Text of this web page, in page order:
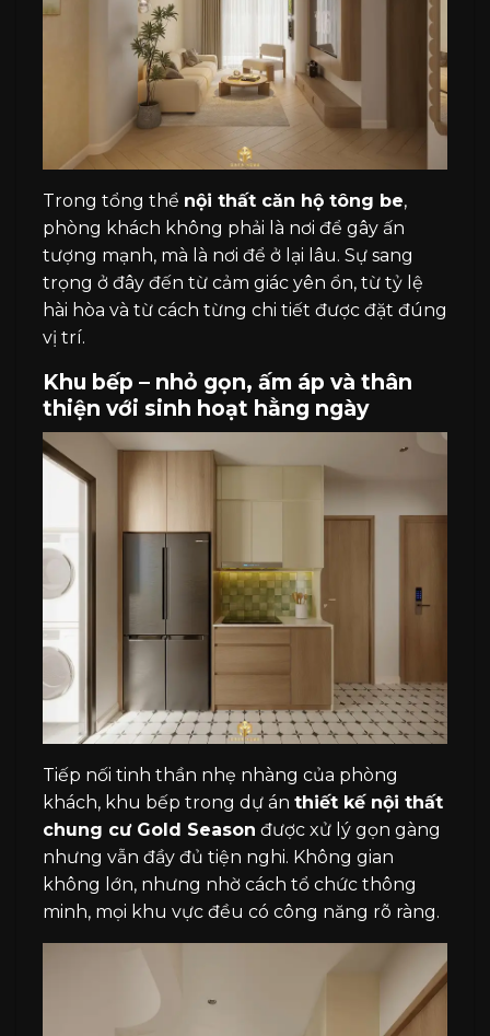
Trong tổng thể nội thất căn hộ tông be,
phòng khách không phải là nơi để gây ấn
tượng mạnh, mà là nơi để ở lại lâu. Sự sang
trọng ở đây đến từ cảm giác yên ổn, từ tỷ lệ
hài hòa và từ cách từng chi tiết được đặt đúng
vị trí.
Khu bếp – nhỏ gọn, ấm áp và thân
thiện với sinh hoạt hằng ngày
Tiếp nối tinh thần nhẹ nhàng của phòng
khách, khu bếp trong dự án thiết kế nội thất
chung cư Gold Season được xử lý gọn gàng
nhưng vẫn đầy đủ tiện nghi. Không gian
không lớn, nhưng nhờ cách tổ chức thông
minh, mọi khu vực đều có công năng rõ ràng.